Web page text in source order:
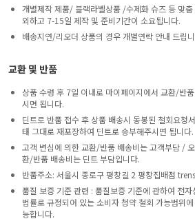
개별제작 제품/ 블랙라벨상품 /수제화 슈즈 등 맞
외하고 7-15일 제작 및 준비기간이 소요됩니다.
배송지연/리오더 상품의 경우 개별연락 안내 드립
교환 및 반품
상품 수령 후 7일 이내로 마이페이지에서 교환/반
시면 됩니다.
딘트로 반품 접수 후 상품 배송시 동봉된 철회요청
태 그대로 재포장하여 딘트로 송부해주시면 됩니다.
고객 변심에 의한 교환/반품 배송비는 고객부담 /
환/반품 배송비는 딘트 부담입니다.
반품주소: 서울시 종로구 평창길 2 평창집배점
품질 보증 기준 관련 : 품질보증 기준에 관하여 전
법률로 규정되어 있는 소비자 청약 철회 가능범위
능합니다.